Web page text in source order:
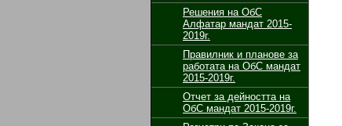
Решения на ОбС
Алфатар мандат 2015-
2019г.
Правилник и планове за
работата на ОбС мандат
2015-2019г.
Отчет за дейността на
ОбС мандат 2015-2019г.